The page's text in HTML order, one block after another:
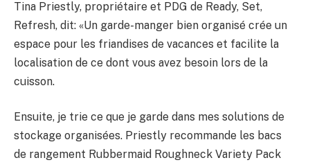
Tina Priestly, propriétaire et PDG de Ready, Set,
Refresh, dit: «Un garde-manger bien organisé crée un
espace pour les friandises de vacances et facilite la
localisation de ce dont vous avez besoin lors de la
cuisson.
Ensuite, je trie ce que je garde dans mes solutions de
stockage organisées. Priestly recommande les bacs
de rangement Rubbermaid Roughneck Variety Pack